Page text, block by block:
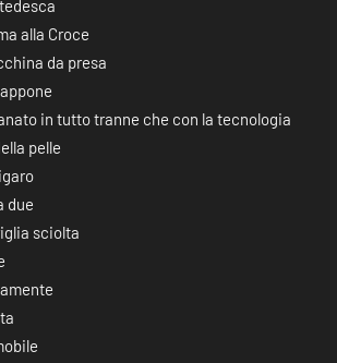
alla Croce
da presa
in tutto tranne che con la tecnologia
pelle
due
sciolta